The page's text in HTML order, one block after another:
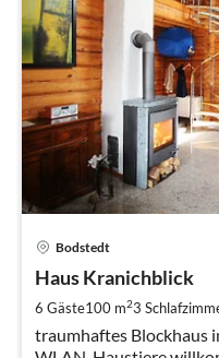
Bodstedt
Haus Kranichblick
6 Gäste100 m23
traumhaftes Blockhaus